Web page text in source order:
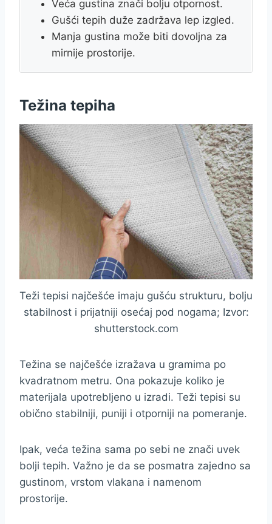
Veća gustina znači bolju otpornost.
Gušći tepih duže zadržava lep izgled.
Manja gustina može biti dovoljna za
mirnije prostorije.
Težina tepiha
Teži tepisi najčešće imaju gušću strukturu, bolju
stabilnost i prijatniji osećaj pod nogama; Izvor:
shutterstock.com
Težina se najčešće izražava u gramima po
kvadratnom metru. Ona pokazuje koliko je
materijala upotrebljeno u izradi. Teži tepisi su
obično stabilniji, puniji i otporniji na pomeranje.
Ipak, veća težina sama po sebi ne znači uvek
bolji tepih. Važno je da se posmatra zajedno sa
gustinom, vrstom vlakana i namenom
prostorije.